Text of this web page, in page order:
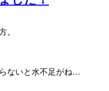
。
ないと水不足がね…